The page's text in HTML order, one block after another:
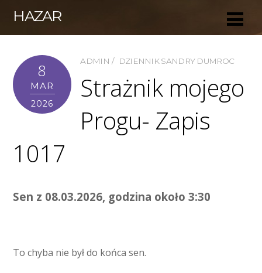
HAZAR
8
MAR
2026
ADMIN DZIENNIK SANDRY DUMROC
Strażnik mojego
Progu- Zapis
1017
Sen z 08.03.2026, godzina około 3:30
To chyba nie był do końca sen.